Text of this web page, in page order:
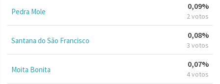
Pedra Mole
0,09%
2 votos
Santana do São Francisco
0,08%
3 votos
Moita Bonita
0,07%
4 votos